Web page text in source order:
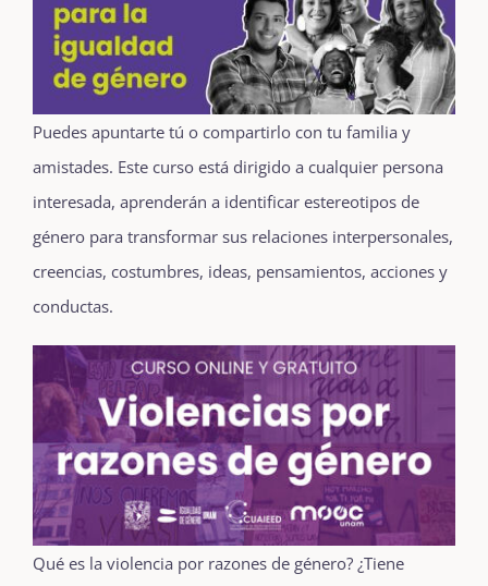
Puedes apuntarte tú o compartirlo con tu familia y
amistades. Este curso está dirigido a cualquier persona
interesada, aprenderán a identificar estereotipos de
género para transformar sus relaciones interpersonales,
creencias, costumbres, ideas, pensamientos, acciones y
conductas.
Qué es la violencia por razones de género? ¿Tiene